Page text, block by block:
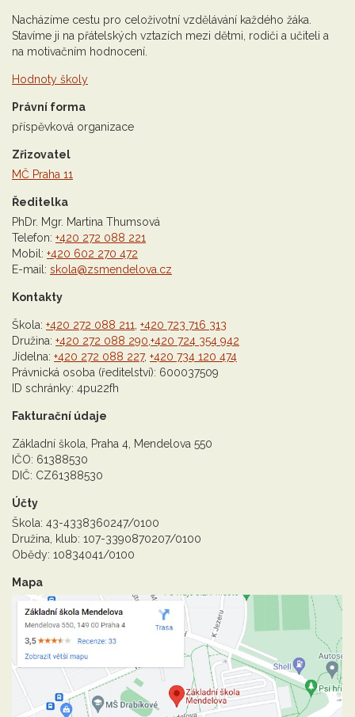
Nacházíme cestu pro celoživotní vzdělávání každého žáka.
Stavíme ji na přátelských vztazích mezi dětmi, rodiči a učiteli a
na motivačním hodnocení.
Hodnoty školy
Právní forma
příspěvková organizace
Zřizovatel
MČ Praha 11
Ředitelka
PhDr. Mgr. Martina Thumsová
Telefon: +420 272 088 221
Mobil: +420 602 270 472
E-mail: skola@zsmendelova.cz
Kontakty
Škola: +420 272 088 211 +420 723 716 313
Družina: +420 272 088 290 +420 724 354 942
Jídelna: +420 272 088 227, +420 734 120 474
Právnická osoba (ředitelství): 600037509
ID schránky: 4pu22fh
Fakturační údaje
Základní škola, Praha 4, Mendelova 550
IČO: 61388530
DIČ: CZ61388530
Účty
Škola: 43-4338360247/0100
Družina, klub: 107-3390870207/0100
Obědy: 10834041/0100
Mapa